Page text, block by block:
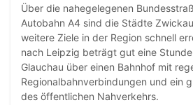
Über die nahegelegenen
Autobahn A4 sind die Städte
weitere Ziele in der Region schnell
nach Leipzig beträgt gut eine
Glauchau über einen Bahnhof mit
Regionalbahnverbindungen und ein
des öffentlichen Nahverkehrs.